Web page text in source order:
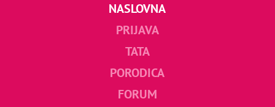
NASLOVNA
PRIJAVA
TATA
PORODICA
FORUM